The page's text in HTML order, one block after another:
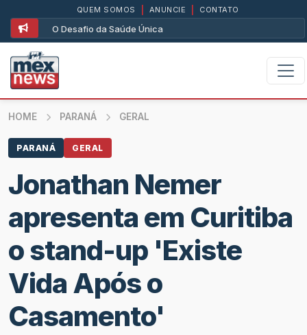
O Desafio da Saúde Única
QUEM SOMOS ANUNCIE CONTATO
HOME PARANÁ GERAL
PARANÁ GERAL
Jonathan Nemer
apresenta em Curitiba
o stand-up 'Existe
Vida Após o
Casamento'